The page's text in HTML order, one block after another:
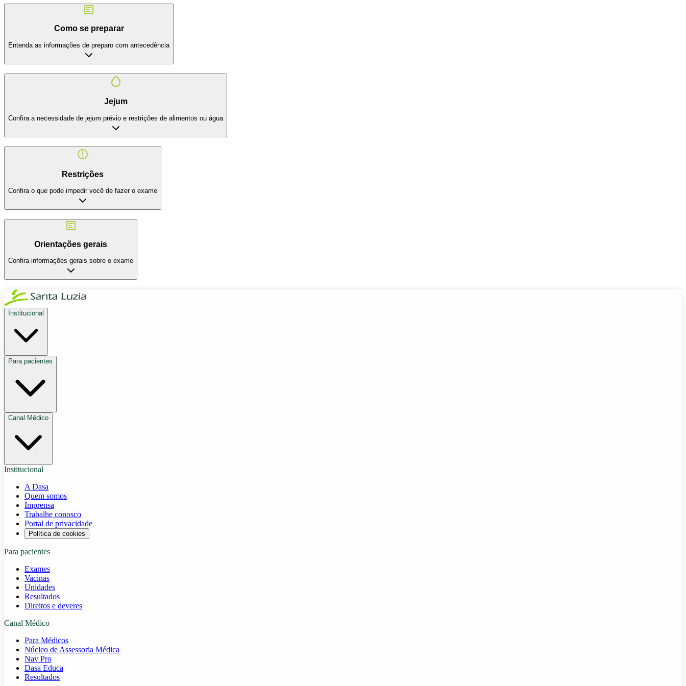
Como se preparar
Entenda as informações de preparo com antecedência
Jejum
Confira a necessidade de jejum prévio e restrições de alimentos ou água
Restrições
Confira o que pode impedir você de fazer o exame
Orientações gerais
Confira informações gerais sobre o exame
Institucional
Para pacientes
Canal Médico
Institucional
A Dasa
Quem somos
Imprensa
Trabalhe conosco
Portal de privacidade
Política de cookies
Para pacientes
Exames
Vacinas
Unidades
Resultados
Direitos e deveres
Canal Médico
Para Médicos
Núcleo de Assessoria Médica
Nav Pro
Dasa Educa
Resultados